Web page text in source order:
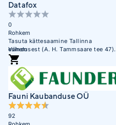
Datafox
0
Rohkem
Tasuta kättesaamine Tallinna
esindusest (A. H. Tammsaare tee 47).
E-R 09:00 - 17:00
Vähem
Fauni Kaubanduse OÜ
92